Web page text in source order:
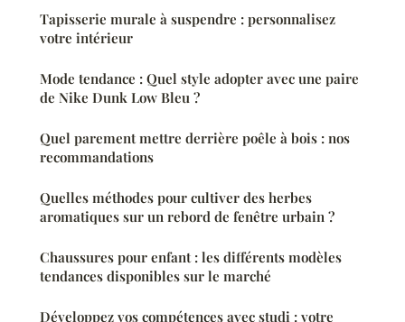
Tapisserie murale à suspendre : personnalisez
votre intérieur
Mode tendance : Quel style adopter avec une paire
de Nike Dunk Low Bleu ?
Quel parement mettre derrière poêle à bois : nos
recommandations
Quelles méthodes pour cultiver des herbes
aromatiques sur un rebord de fenêtre urbain ?
Chaussures pour enfant : les différents modèles
tendances disponibles sur le marché
Développez vos compétences avec studi : votre